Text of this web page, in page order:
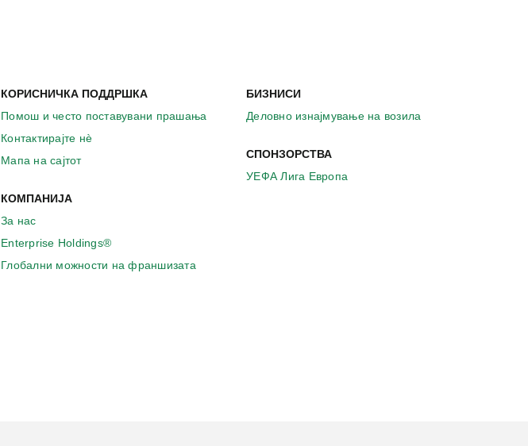
КОРИСНИЧКА ПОДДРШКА
Помош и често поставувани прашања
Контактирајте нѐ
Мапа на сајтот
КОМПАНИЈА
За нас
Enterprise Holdings®
Глобални можности на франшизата
БИЗНИСИ
Деловно изнајмување на возила
СПОНЗОРСТВА
УЕФА Лига Европа